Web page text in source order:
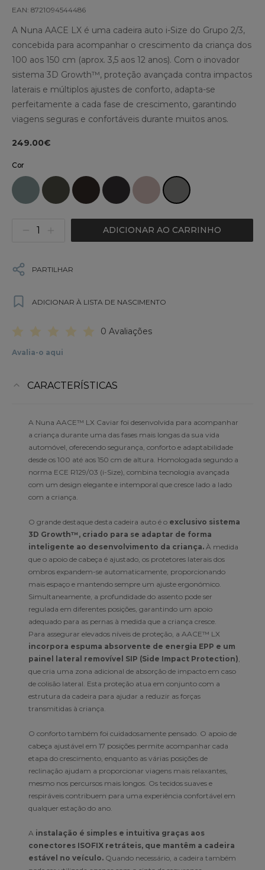
EAN: 8721094544486
A Nuna AACE LX é uma cadeira auto i-Size do Grupo 2/3,
concebida para acompanhar o crescimento da criança dos
100 aos 150 cm (aprox. 3,5 aos 12 anos). Com o inovador
sistema 3D Growth™, proteção avançada contra impactos
laterais e múltiplos ajustes de conforto, adapta-se
perfeitamente a cada fase de crescimento, garantindo
viagens seguras e confortáveis durante muitos anos.
249.00€
Cor
ADICIONAR AO CARRINHO
PARTILHAR
ADICIONAR À LISTA DE NASCIMENTO
0 Avaliações
Avalia-o aqui
CARACTERÍSTICAS
A Nuna AACE™ LX Caviar foi desenvolvida para acompanhar
a criança durante uma das fases mais longas da sua vida
automóvel, oferecendo segurança, conforto e adaptabilidade
desde os 100 até aos 150 cm de altura. Homologada segundo a
norma ECE R129/03 (i-Size), combina tecnologia avançada
com um design elegante e intemporal que cresce lado a lado
com a criança.
O grande destaque desta cadeira auto é o exclusivo sistema
3D Growth™, criado para se adaptar de forma
inteligente ao desenvolvimento da criança. À medida
que o apoio de cabeça é ajustado, os protetores laterais dos
ombros expandem-se automaticamente, proporcionando
mais espaço e mantendo sempre um ajuste ergonómico.
Simultaneamente, a profundidade do assento pode ser
regulada em diferentes posições, garantindo um apoio
adequado para as pernas à medida que a criança cresce.
Para assegurar elevados níveis de proteção, a AACE™ LX
incorpora espuma absorvente de energia EPP e um
painel lateral removível SIP (Side Impact Protection)
que cria uma zona adicional de absorção de impacto em caso
de colisão lateral. Esta proteção atua em conjunto com a
estrutura da cadeira para ajudar a reduzir as forças
transmitidas à criança.
O conforto também foi cuidadosamente pensado. O apoio de
cabeça ajustável em 17 posições permite acompanhar cada
etapa do crescimento, enquanto as várias posições de
reclinação ajudam a proporcionar viagens mais relaxantes,
mesmo nos percursos mais longos. Os tecidos suaves e
respiráveis contribuem para uma experiência confortável em
qualquer estação do ano.
A instalação é simples e intuitiva graças aos
conectores ISOFIX retráteis, que mantêm a cadeira
estável no veículo. Quando necessário, a cadeira também